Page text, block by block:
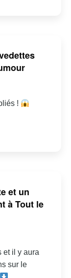
!
et un
à Tout le
et il y aura
sur le